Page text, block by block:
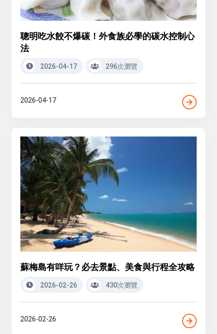
聰明吃水餃不爆碳！外食族必學的碳水控制心
法
2026-04-17 296次瀏覽
2026-04-17
蘇梅島有咩玩？必去景點、美食與行程全攻略
2026-02-26 430次瀏覽
2026-02-26